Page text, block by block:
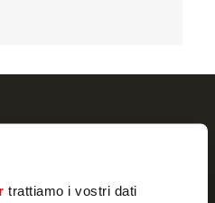
trattiamo i vostri dati